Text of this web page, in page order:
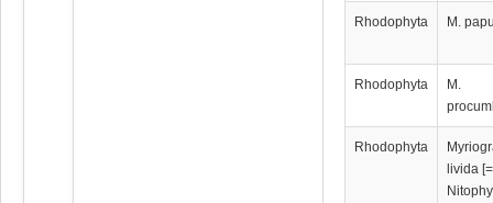
Rhodophyta M.
Rhodophyta
M.
Rhodophyta
livida [=